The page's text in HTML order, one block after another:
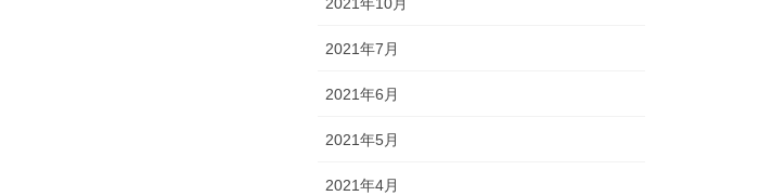
2021年7月
2021年6月
2021年5月
2021年4月